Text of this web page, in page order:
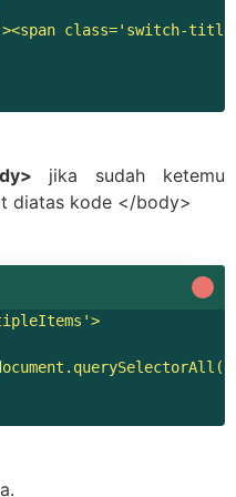
class='switch-
jika sudah ketemu
diatas kode </body>